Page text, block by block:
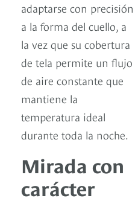
adaptarse con precisión
a la forma del cuello, a
la vez que su cobertura
de tela permite un flujo
de aire constante que
mantiene la
temperatura ideal
durante toda la noche.
Mirada con
carácter